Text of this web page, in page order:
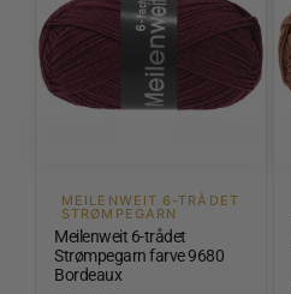
MEILENWEIT 6-TRÅDET
STRØMPEGARN
Meilenweit 6-trådet
Strømpegarn farve 9680
Bordeaux